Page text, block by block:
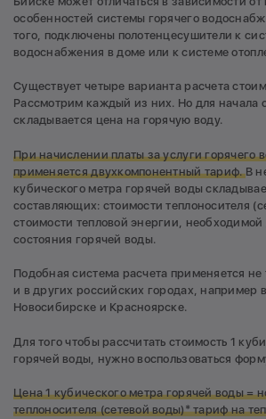
особенностей системы горячего
того, подключены полотенцесушители к
водоснабжения в доме или к системе
Cуществует четыре варианта расчета
Рассмотрим каждый из них. Но для начала
складывается цена на горячую воду.
При начислении платы за услуги горячего
применяется двухкомпонентный тариф.В
кубического метра горячей воды
составляющих: стоимости теплоносителя
стоимости тепловой энергии, необходимой
состояния горячей воды.
Подобная система расчета применяется не
и в других российских городах, например
Новосибирске и Красноярске.
Для того чтобы рассчитать стоимость 1
горячей воды, нужно воспользоваться
Цена 1 кубического метра горячей воды =
теплоносителя (сетевой воды)* тариф на